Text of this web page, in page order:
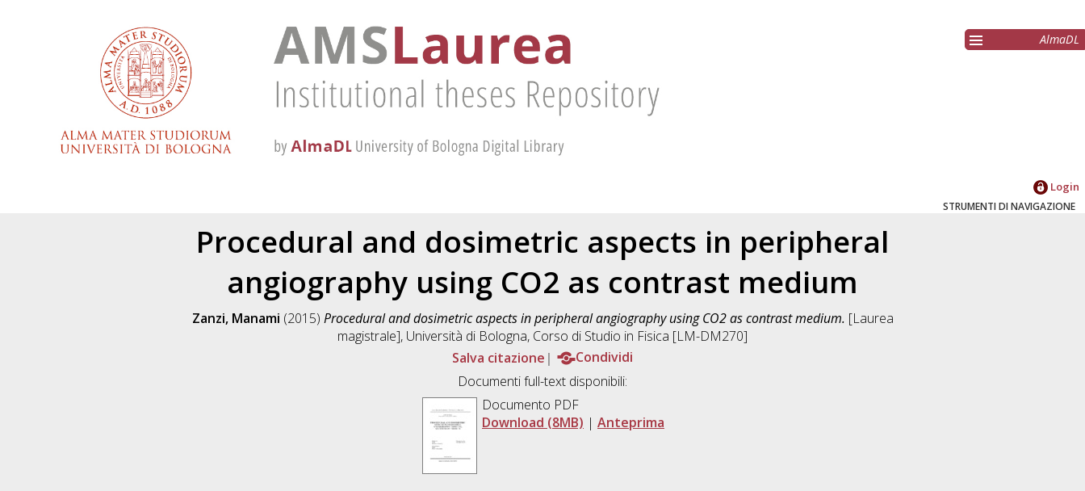
AlmaDL
Login
STRUMENTI DI NAVIGAZIONE
Procedural and dosimetric aspects in peripheral
angiography using CO2 as contrast medium
Zanzi, Manami (2015) Procedural and dosimetric aspects in peripheral angiography using CO2 as contrast medium. [Laurea
magistrale], Università di Bologna, Corso di Studio in Fisica [LM-DM270]
Salva citazione
Condividi
Documenti full-text disponibili:
Documento PDF
Download (8MB) | Anteprima